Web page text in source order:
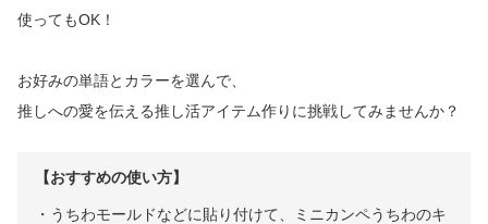
使ってもOK！
お好みの単語とカラーを選んで、
推しへの愛を伝える推し活アイテム作りに挑戦してみませんか？
【おすすめの使い方】
・うちわモールドなどに貼り付けて、ミニカンペうちわのキ